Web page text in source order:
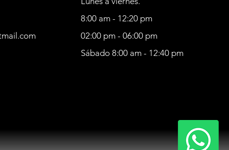
8:00 am - 12:20 pm
02:00 pm - 06:00 pm
Sábado 8:00 am - 12:40 pm